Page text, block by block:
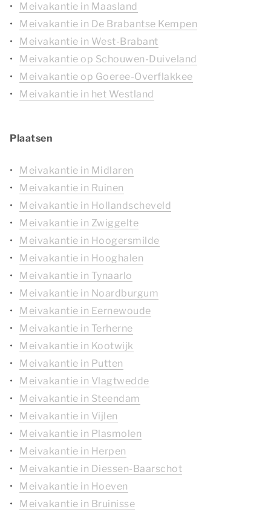
Meivakantie in Maasland
Meivakantie in De Brabantse Kempen
Meivakantie in West-Brabant
Meivakantie op Schouwen-Duiveland
Meivakantie op Goeree-Overflakkee
Meivakantie in het Westland
Plaatsen
Meivakantie in Midlaren
Meivakantie in Ruinen
Meivakantie in Hollandscheveld
Meivakantie in Zwiggelte
Meivakantie in Hoogersmilde
Meivakantie in Hooghalen
Meivakantie in Tynaarlo
Meivakantie in Noardburgum
Meivakantie in Eernewoude
Meivakantie in Terherne
Meivakantie in Kootwijk
Meivakantie in Putten
Meivakantie in Vlagtwedde
Meivakantie in Steendam
Meivakantie in Vijlen
Meivakantie in Plasmolen
Meivakantie in Herpen
Meivakantie in Diessen-Baarschot
Meivakantie in Hoeven
Meivakantie in Bruinisse